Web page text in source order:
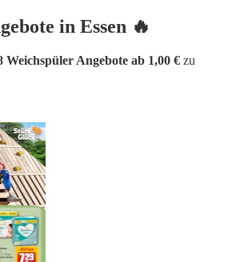
in Essen 🔥
Weichspüler Angebote ab 1,00 € zu